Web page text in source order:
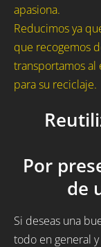
apasiona.
Reducimos ya
que recogemos
transportamos al
para su reciclaje.
Por
de
Si deseas una
todo en general